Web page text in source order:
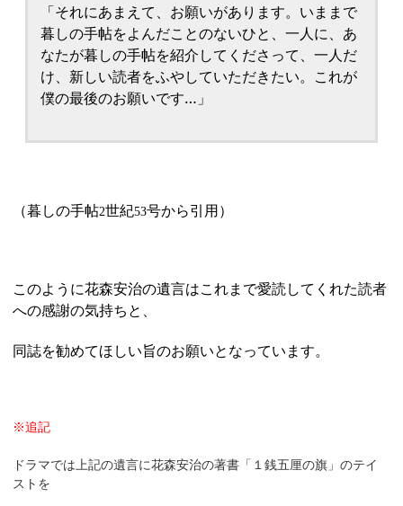
「それにあまえて、お願いがあります。いままで
暮しの手帖をよんだことのないひと、一人に、あ
なたが暮しの手帖を紹介してくださって、一人だ
け、新しい読者をふやしていただきたい。これが
僕の最後のお願いです…」
（暮しの手帖2世紀53号から引用）
このように花森安治の遺言はこれまで愛読してくれた読者
への感謝の気持ちと、
同誌を勧めてほしい旨のお願いとなっています。
※追記
ドラマでは上記の遺言に花森安治の著書「１銭五厘の旗」のテイ
ストを